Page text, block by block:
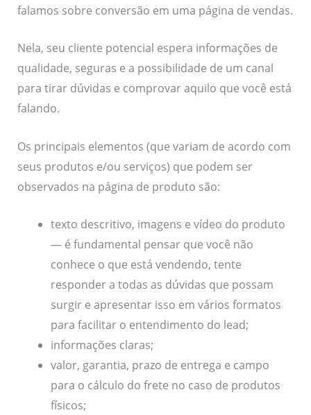
falamos sobre conversão em uma página de vendas.
Nela, seu cliente potencial espera informações de
qualidade, seguras e a possibilidade de um canal
para tirar dúvidas e comprovar aquilo que você está
falando.
Os principais elementos (que variam de acordo com
seus produtos e/ou serviços) que podem ser
observados na página de produto são:
texto descritivo, imagens e vídeo do produto
— é fundamental pensar que você não
conhece o que está vendendo, tente
responder a todas as dúvidas que possam
surgir e apresentar isso em vários formatos
para facilitar o entendimento do lead;
informações claras;
valor, garantia, prazo de entrega e campo
para o cálculo do frete no caso de produtos
físicos;